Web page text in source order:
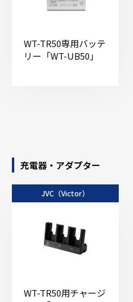
WT-TR50専用バッテ
リー「WT-UB50」
充電器・アダプター
JVC（Victor）
WT-TR50用チャージ